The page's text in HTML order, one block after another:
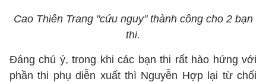
Cao Thiên Trang "cứu nguy" thành công cho 2 bạn
thi.
Đáng chú ý, trong khi các bạn thi rất hào hứng với
phần thi phụ diễn xuất thì Nguyễn Hợp lại từ chối